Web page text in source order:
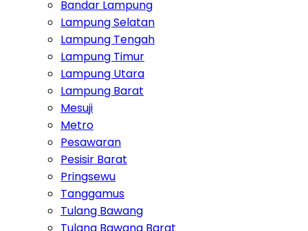
Bandar Lampung
Lampung Selatan
Lampung Tengah
Lampung Timur
Lampung Utara
Lampung Barat
Mesuji
Metro
Pesawaran
Pesisir Barat
Pringsewu
Tanggamus
Tulang Bawang
Tulang Bawang Barat